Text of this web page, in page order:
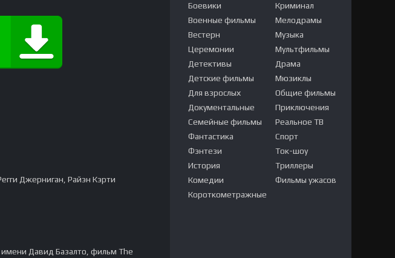
Джерниган, Райэн Кэрти
Давид Базалто, фильм The
Боевики
Военные фильмы
Вестерн
Церемонии
Детективы
Детские фильмы
Для взрослых
Документальные
Семейные фильмы
Фантастика
Фэнтези
История
Комедии
Короткометражные
Криминал
Мелодрамы
Музыка
Мультфильмы
Драма
Мюзиклы
Общие фильмы
Приключения
Реальное ТВ
Спорт
Ток-шоу
Триллеры
Фильмы ужасов